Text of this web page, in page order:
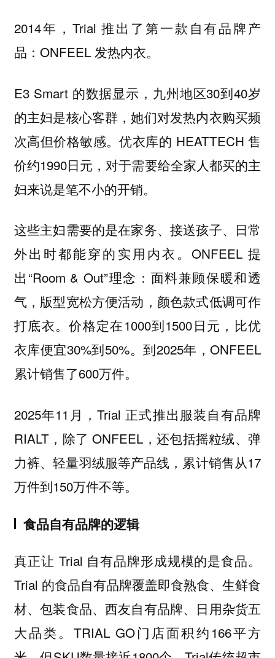
2014年，Trial 推出了第一款自有品牌产
品：ONFEEL 发热内衣。
E3 Smart 的数据显示，九州地区30到40岁
的主妇是核心客群，她们对发热内衣购买频
次高但价格敏感。优衣库的 HEATTECH 售
价约1990日元，对于需要给全家人都买的主
妇来说是笔不小的开销。
这些主妇需要的是在家务、接送孩子、日常
外出时都能穿的实用内衣。ONFEEL 提
出“Room & Out”理念：面料兼顾保暖和透
气，版型宽松方便活动，颜色款式低调可作
打底衣。价格定在1000到1500日元，比优
衣库便宜30%到50%。到2025年，ONFEEL
累计销售了600万件。
2025年11月，Trial 正式推出服装自有品牌
RIALT，除了 ONFEEL，还包括摇粒绒、弹
力裤、轻量羽绒服等产品线，累计销售从17
万件到150万件不等。
食品自有品牌的逻辑
真正让 Trial 自有品牌形成规模的是食品。
Trial 的食品自有品牌覆盖即食熟食、生鲜食
材、包装食品、西友自有品牌、日用杂货五
大品类。TRIAL GO门店面积约166平方